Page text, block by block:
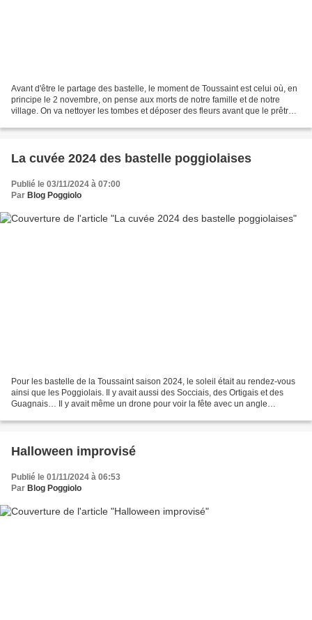
Avant d'être le partage des bastelle, le moment de Toussaint est celui où, en
principe le 2 novembre, on pense aux morts de notre famille et de notre
village. On va nettoyer les tombes et déposer des fleurs avant que le prêtre
La cuvée 2024 des bastelle poggiolaises
Publié le 03/11/2024 à 07:00
Par Blog Poggiolo
Pour les bastelle de la Toussaint saison 2024, le soleil était au rendez-vous
ainsi que les Poggiolais. Il y avait aussi des Socciais, des Ortigais et des
Guagnais… Il y avait même un drone pour voir la fête avec un angle
Halloween improvisé
Publié le 01/11/2024 à 06:53
Par Blog Poggiolo